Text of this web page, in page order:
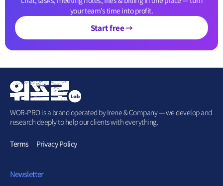
your team’s time into profit.
Start free →
WOR-PRO is a brand operated by Irene & Company — we develop and
research deeply to help our clients with everything.
Terms Privacy Policy
Newsletter